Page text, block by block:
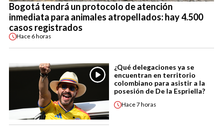
Bogotá tendrá un protocolo de atención
inmediata para animales atropellados: hay 4.500
casos registrados
Hace 6 horas
¿Qué delegaciones ya se
encuentran en territorio
colombiano para asistir a la
posesión de De la Espriella?
Hace7 horas